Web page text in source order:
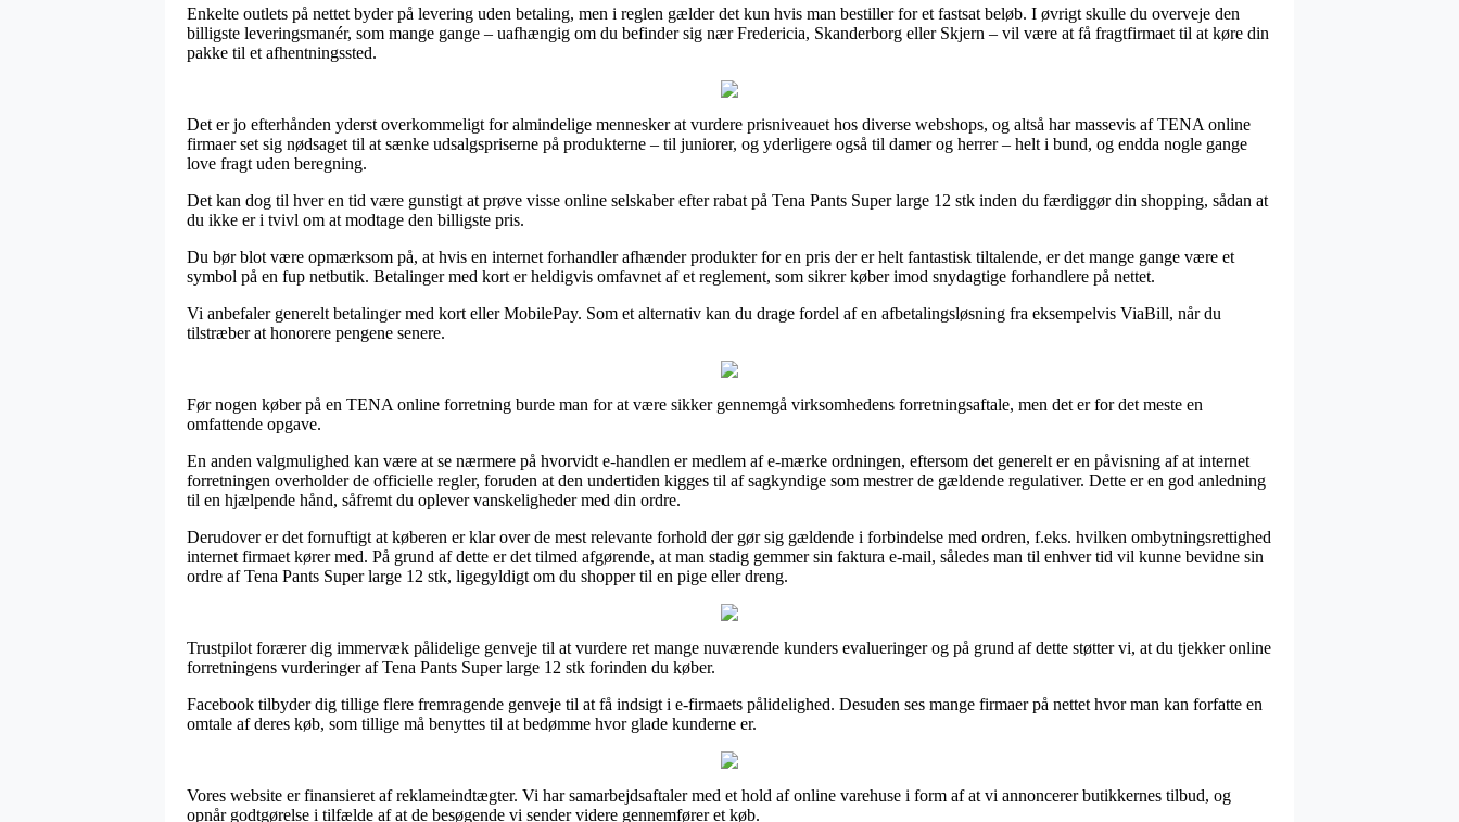
Enkelte outlets på nettet byder på levering uden betaling, men i reglen gælder det kun hvis man bestiller for et fastsat beløb. I øvrigt skulle du overveje den
billigste leveringsmanér, som mange gange – uafhængig om du befinder sig nær Fredericia, Skanderborg eller Skjern – vil være at få fragtfirmaet til at køre din
pakke til et afhentningssted.
Det er jo efterhånden yderst overkommeligt for almindelige mennesker at vurdere prisniveauet hos diverse webshops, og altså har massevis af TENA online
firmaer set sig nødsaget til at sænke udsalgspriserne på produkterne – til juniorer, og yderligere også til damer og herrer – helt i bund, og endda nogle gange
love fragt uden beregning.
Det kan dog til hver en tid være gunstigt at prøve visse online selskaber efter rabat på Tena Pants Super large 12 stk inden du færdiggør din shopping, sådan at
du ikke er i tvivl om at modtage den billigste pris.
Du bør blot være opmærksom på, at hvis en internet forhandler afhænder produkter for en pris der er helt fantastisk tiltalende, er det mange gange være et
symbol på en fup netbutik. Betalinger med kort er heldigvis omfavnet af et reglement, som sikrer køber imod snydagtige forhandlere på nettet.
Vi anbefaler generelt betalinger med kort eller MobilePay. Som et alternativ kan du drage fordel af en afbetalingsløsning fra eksempelvis ViaBill, når du
tilstræber at honorere pengene senere.
Før nogen køber på en TENA online forretning burde man for at være sikker gennemgå virksomhedens forretningsaftale, men det er for det meste en
omfattende opgave.
En anden valgmulighed kan være at se nærmere på hvorvidt e-handlen er medlem af e-mærke ordningen, eftersom det generelt er en påvisning af at internet
forretningen overholder de officielle regler, foruden at den undertiden kigges til af sagkyndige som mestrer de gældende regulativer. Dette er en god anledning
til en hjælpende hånd, såfremt du oplever vanskeligheder med din ordre.
Derudover er det fornuftigt at køberen er klar over de mest relevante forhold der gør sig gældende i forbindelse med ordren, f.eks. hvilken ombytningsrettighed
internet firmaet kører med. På grund af dette er det tilmed afgørende, at man stadig gemmer sin faktura e-mail, således man til enhver tid vil kunne bevidne sin
ordre af Tena Pants Super large 12 stk, ligegyldigt om du shopper til en pige eller dreng.
Trustpilot forærer dig immervæk pålidelige genveje til at vurdere ret mange nuværende kunders evalueringer og på grund af dette støtter vi, at du tjekker online
forretningens vurderinger af Tena Pants Super large 12 stk forinden du køber.
Facebook tilbyder dig tillige flere fremragende genveje til at få indsigt i e-firmaets pålidelighed. Desuden ses mange firmaer på nettet hvor man kan forfatte en
omtale af deres køb, som tillige må benyttes til at bedømme hvor glade kunderne er.
Vores website er finansieret af reklameindtægter. Vi har samarbejdsaftaler med et hold af online varehuse i form af at vi annoncerer butikkernes tilbud, og
opnår godtgørelse i tilfælde af at de besøgende vi sender videre gennemfører et køb.